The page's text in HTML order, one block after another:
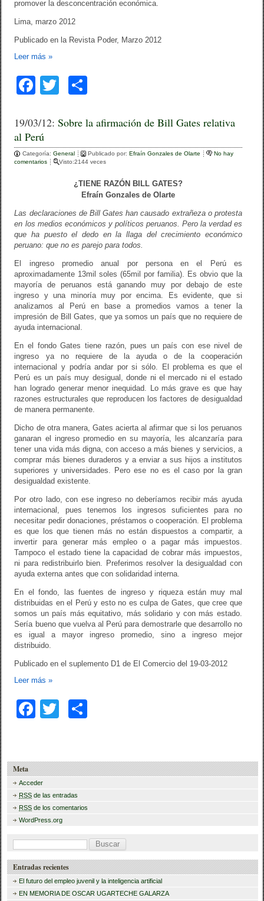
promover la desconcentración económica.
Lima, marzo 2012
Publicado en la Revista Poder, Marzo 2012
Leer más»
F
c
e
b
k
T
tt
er
m
p
ar
tir
19/03/12:Sobre la afirmación de Bill Gates relativa
al Perú
Categoría:General Publicado por:Efraín Gonzales de Olarte
No hay
comentarios
Visto:2144 veces
¿TIENE RAZÓN BILL GATES?
Efraín Gonzales de Olarte
Las declaraciones de Bill Gates han causado extrañeza o protesta
en los medios económicos y políticos peruanos. Pero la verdad es
que ha puesto el dedo en la llaga del crecimiento económico
peruano: que no es parejo para todos.
El ingreso promedio anual por persona en el Perú es
aproximadamente 13mil soles (65mil por familia). Es obvio que la
mayoría de peruanos está ganando muy por debajo de este
ingreso y una minoría muy por encima. Es evidente, que si
analizamos al Perú en base a promedios vamos a tener la
impresión de Bill Gates, que ya somos un país que no requiere de
ayuda internacional.
En el fondo Gates tiene razón, pues un país con ese nivel de
ingreso ya no requiere de la ayuda o de la cooperación
internacional y podría andar por si sólo. El problema es que el
Perú es un país muy desigual, donde ni el mercado ni el estado
han logrado generar menor inequidad. Lo más grave es que hay
razones estructurales que reproducen los factores de desigualdad
de manera permanente.
Dicho de otra manera, Gates acierta al afirmar que si los peruanos
ganaran el ingreso promedio en su mayoría, les alcanzaría para
tener una vida más digna, con acceso a más bienes y servicios, a
comprar más bienes duraderos y a enviar a sus hijos a institutos
superiores y universidades. Pero ese no es el caso por la gran
desigualdad existente.
Por otro lado, con ese ingreso no deberíamos recibir más ayuda
internacional, pues tenemos los ingresos suficientes para no
necesitar pedir donaciones, préstamos o cooperación. El problema
es que los que tienen más no están dispuestos a compartir, a
invertir para generar más empleo o a pagar más impuestos.
Tampoco el estado tiene la capacidad de cobrar más impuestos,
ni para redistribuirlo bien. Preferimos resolver la desigualdad con
ayuda externa antes que con solidaridad interna.
En el fondo, las fuentes de ingreso y riqueza están muy mal
distribuidas en el Perú y esto no es culpa de Gates, que cree que
somos un país más equitativo, más solidario y con más estado.
Sería bueno que vuelva al Perú para demostrarle que desarrollo no
es igual a mayor ingreso promedio, sino a ingreso mejor
distribuido.
Publicado en el suplemento D1 de El Comercio del 19-03-2012
Leer más»
F
e
b
o
o
k
T
er p
tir
Meta
Acceder
RSS de las entradas
RSS de los comentarios
WordPress.org
B
u
s
c
Entradas recientes
El futuro del empleo juvenil y la inteligencia artificial
EN MEMORIA DE OSCAR UGARTECHE GALARZA